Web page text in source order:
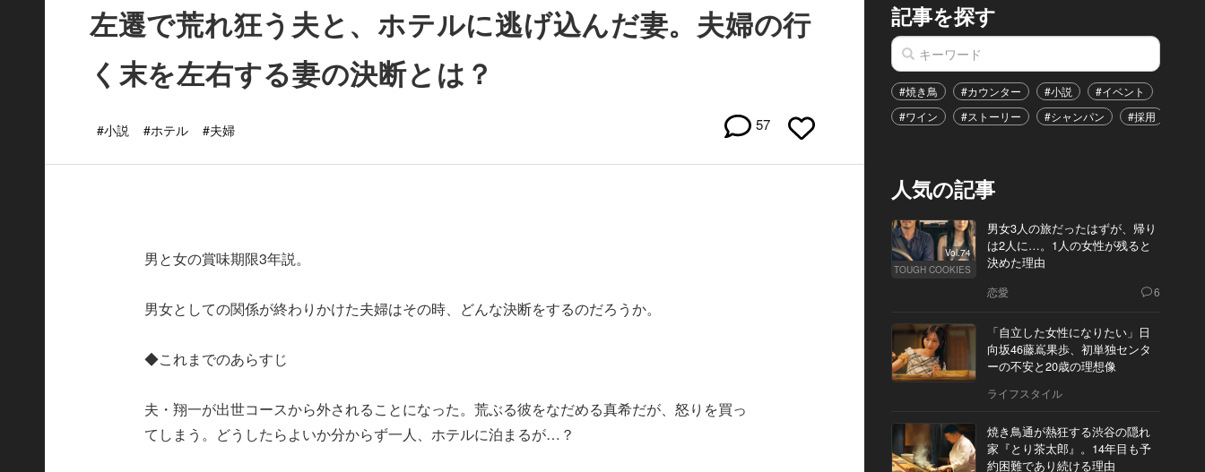
左遷で荒れ狂う夫と、ホテルに逃げ込んだ妻。夫婦の行
く末を左右する妻の決断とは？
#小説 #ホテル #夫婦 57
男と女の賞味期限3年説。
男女としての関係が終わりかけた夫婦はその時、どんな決断をするのだろうか。
◆これまでのあらすじ
夫・翔一が出世コースから外されることになった。荒ぶる彼をなだめる真希だが、怒りを買っ
てしまう。どうしたらよいか分からず一人、ホテルに泊まるが…？
記事を探す
#焼き鳥 #カウンター #小説 #イベント
#ワイン
#ストーリー #シャンパン #採用
人気の記事
Vol.74
TOUGH COOKIES
男女3人の旅だったはずが、帰り
は2人に…。1人の女性が残ると
決めた理由
恋愛 6
「自立した女性になりたい」日
向坂46藤嶌果歩、初単独センタ
ーの不安と20歳の理想像
ライフスタイル
焼き鳥通が熱狂する渋谷の隠れ
家『とり茶太郎』。14年目も予
約困難であり続ける理由